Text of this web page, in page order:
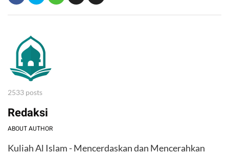
2533 posts
Redaksi
ABOUT AUTHOR
Kuliah Al Islam - Mencerdaskan dan Mencerahkan